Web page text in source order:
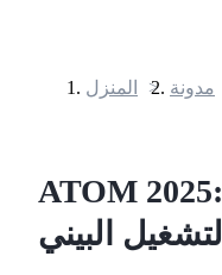
المنزل > مدونة
ATOM 2025: أحدث ترقيات
التشغيل البيني